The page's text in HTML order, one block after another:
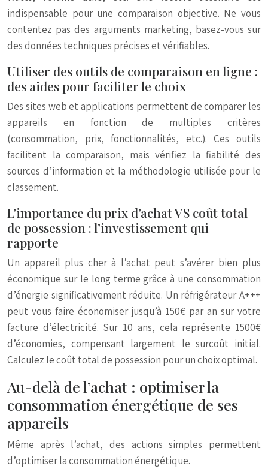
indispensable pour une comparaison objective. Ne vous
contentez pas des arguments marketing, basez-vous sur
des données techniques précises et vérifiables.
Utiliser des outils de comparaison en ligne :
des aides pour faciliter le choix
Des sites web et applications permettent de comparer les
appareils en fonction de multiples critères
(consommation, prix, fonctionnalités, etc.). Ces outils
facilitent la comparaison, mais vérifiez la fiabilité des
sources d’information et la méthodologie utilisée pour le
classement.
L’importance du prix d’achat VS coût total
de possession : l’investissement qui
rapporte
Un appareil plus cher à l’achat peut s’avérer bien plus
économique sur le long terme grâce à une consommation
d’énergie significativement réduite. Un réfrigérateur A+++
peut vous faire économiser jusqu’à 150€ par an sur votre
facture d’électricité. Sur 10 ans, cela représente 1500€
d’économies, compensant largement le surcoût initial.
Calculez le coût total de possession pour un choix optimal.
Au-delà de l’achat : optimiser la
consommation énergétique de ses
appareils
Même après l’achat, des actions simples permettent
d’optimiser la consommation énergétique.